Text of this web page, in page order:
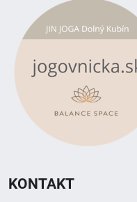
KONTAKT